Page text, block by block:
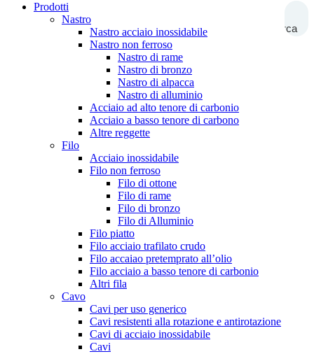
Ricerca
Prodotti
Nastro
Nastro acciaio inossidabile
Nastro non ferroso
Nastro di rame
Nastro di bronzo
Nastro di alpacca
Nastro di alluminio
Acciaio ad alto tenore di carbonio
Acciaio a basso tenore di carbono
Altre reggette
Filo
Acciaio inossidabile
Filo non ferroso
Filo di ottone
Filo di rame
Filo di bronzo
Filo di Alluminio
Filo piatto
Filo acciaio trafilato crudo
Filo accaiao pretemprato all’olio
Filo acciaio a basso tenore di carbonio
Altri fila
Cavo
Cavi per uso generico
Cavi resistenti alla rotazione e antirotazione
Cavi di acciaio inossidabile
Cavi